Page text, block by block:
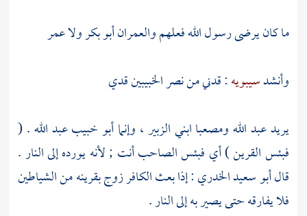
ما كان يرضى رسول الله فعلهم والعمرانأبو بكرولاعمر
وأنشدسيبويه: قدني من نصر الخبيبين قدي
يريدعبد اللهومصعباابنيالزبير، وإنماأبو خبيب عبد الله . (
فبئس القرين ) أي فبئس الصاحب أنت ; لأنه يورده إلى النار .
قالأبو سعيد الخدري: إذا بعث الكافر زوج بقرينه من الشياطين
فلا يفارقه حتى يصير به إلى النار .